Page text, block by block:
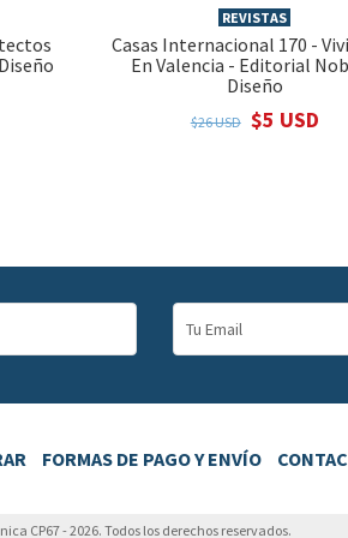
REVISTAS
Casas Internacional 170 -
En Valencia - Editorial
Diseño
$26 USD $5 USD
FORMAS DE PAGO Y ENVÍO
CP67 - 2026. Todos los derechos reservados.